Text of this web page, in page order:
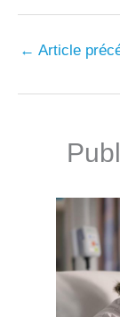
← Article